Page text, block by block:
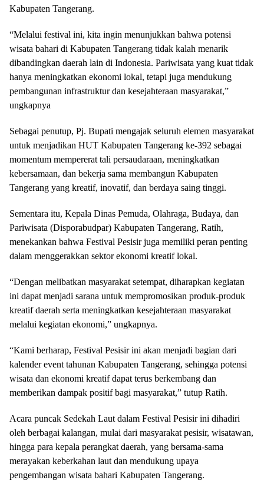
Kabupaten Tangerang.
“Melalui festival ini, kita ingin menunjukkan bahwa potensi
wisata bahari di Kabupaten Tangerang tidak kalah menarik
dibandingkan daerah lain di Indonesia. Pariwisata yang kuat tidak
hanya meningkatkan ekonomi lokal, tetapi juga mendukung
pembangunan infrastruktur dan kesejahteraan masyarakat,”
ungkapnya
Sebagai penutup, Pj. Bupati mengajak seluruh elemen masyarakat
untuk menjadikan HUT Kabupaten Tangerang ke-392 sebagai
momentum mempererat tali persaudaraan, meningkatkan
kebersamaan, dan bekerja sama membangun Kabupaten
Tangerang yang kreatif, inovatif, dan berdaya saing tinggi.
Sementara itu, Kepala Dinas Pemuda, Olahraga, Budaya, dan
Pariwisata (Disporabudpar) Kabupaten Tangerang, Ratih,
menekankan bahwa Festival Pesisir juga memiliki peran penting
dalam menggerakkan sektor ekonomi kreatif lokal.
“Dengan melibatkan masyarakat setempat, diharapkan kegiatan
ini dapat menjadi sarana untuk mempromosikan produk-produk
kreatif daerah serta meningkatkan kesejahteraan masyarakat
melalui kegiatan ekonomi,” ungkapnya.
“Kami berharap, Festival Pesisir ini akan menjadi bagian dari
kalender event tahunan Kabupaten Tangerang, sehingga potensi
wisata dan ekonomi kreatif dapat terus berkembang dan
memberikan dampak positif bagi masyarakat,” tutup Ratih.
Acara puncak Sedekah Laut dalam Festival Pesisir ini dihadiri
oleh berbagai kalangan, mulai dari masyarakat pesisir, wisatawan,
hingga para kepala perangkat daerah, yang bersama-sama
merayakan keberkahan laut dan mendukung upaya
pengembangan wisata bahari Kabupaten Tangerang.